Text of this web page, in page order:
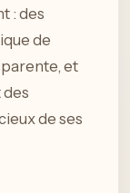
: des
de
et
de ses